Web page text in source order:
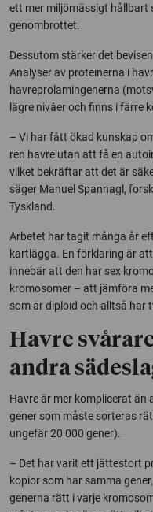
ett mer miljömässigt
genombrottet.
Dessutom stärker det
Analyser av proteinerna i
havreprolamingenerna
lägre nivåer och finns i färre
– Vi har fått ökad kunskap
ren havre utan att få en
vilket bekräftar att det är
säger Manuel Spannagl,
Tyskland.
Arbetet har tagit många år
kartlägga. En förklaring är
innebär att den har sex
kromosomer – att jämföra
som är diploid och alltså har
Havre
andra
Havre är mer komplicerat än
gener som måste sorteras
ungefär 20 000 gener).
– Det har varit ett jättestort
kopior som har samma
generna rätt i varje